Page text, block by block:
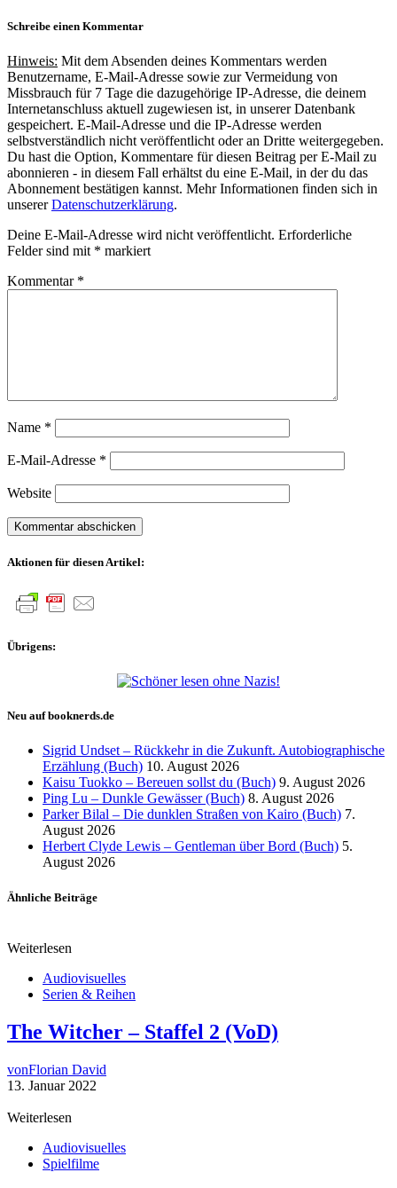
Schreibe einen Kommentar
Hinweis: Mit dem Absenden deines Kommentars werden
Benutzername, E-Mail-Adresse sowie zur Vermeidung von
Missbrauch für 7 Tage die dazugehörige IP-Adresse, die deinem
Internetanschluss aktuell zugewiesen ist, in unserer Datenbank
gespeichert. E-Mail-Adresse und die IP-Adresse werden
selbstverständlich nicht veröffentlicht oder an Dritte weitergegeben.
Du hast die Option, Kommentare für diesen Beitrag per E-Mail zu
abonnieren - in diesem Fall erhältst du eine E-Mail, in der du das
Abonnement bestätigen kannst. Mehr Informationen finden sich in
unsererDatenschutzerklärung.
Deine E-Mail-Adresse wird nicht veröffentlicht. Erforderliche
Felder sind mit * markiert
Kommentar *
Name *
E-Mail-Adresse *
Website
Aktionen für diesen Artikel:
Übrigens:
Neu auf booknerds.de
Sigrid Undset – Rückkehr in die Zukunft. Autobiographische
Erzählung (Buch) 10. August 2026
Kaisu Tuokko – Bereuen sollst du (Buch) 9. August 2026
Ping Lu – Dunkle Gewässer (Buch) 8. August 2026
Parker Bilal – Die dunklen Straßen von Kairo (Buch) 7.
August 2026
Herbert Clyde Lewis – Gentleman über Bord (Buch) 5.
August 2026
Ähnliche Beiträge
Weiterlesen
Audiovisuelles
Serien & Reihen
The Witcher – Staffel 2 (VoD)
vonFlorian David
13. Januar 2022
Weiterlesen
Audiovisuelles
Spielfilme